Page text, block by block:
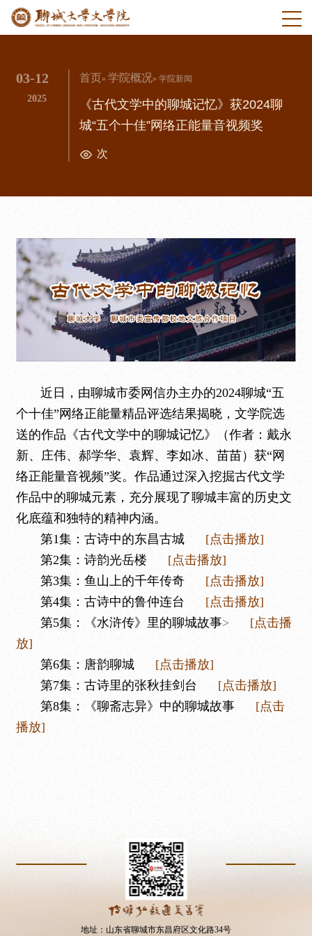
03-12
2025
首页»学院概况» 学院新闻
《古代文学中的聊城记忆》获2024聊
城“五个十佳”网络正能量音视频奖
次
近日，由聊城市委网信办主办的2024聊城“五
个十佳”网络正能量精品评选结果揭晓，文学院选
送的作品《古代文学中的聊城记忆》
（作者：戴永
新、庄伟、郝学华、袁辉、李如冰、苗苗）获“网
络正能量音视频”奖。作品通过深入挖掘古代文学
作品中的聊城元素，充分展现了聊城丰富的历史文
化底蕴和独特的精神内涵。
第1集：古诗中的东昌古城 [点击播放]
第2集：诗韵光岳楼 [点击播放]
第3集：鱼山上的千年传奇 [点击播放]
第4集：古诗中的鲁仲连台
[点击播放]
第5集：
《水浒传》里的聊城故事> [点击播
放]
第6集： 唐韵聊城 [点击播放]
第7集：古诗里的张秋挂剑台
[点击播放]
第8集：
《聊斋志异》中的聊城故事 [点击
播放]
地址：山东省聊城市东昌府区文化路34号